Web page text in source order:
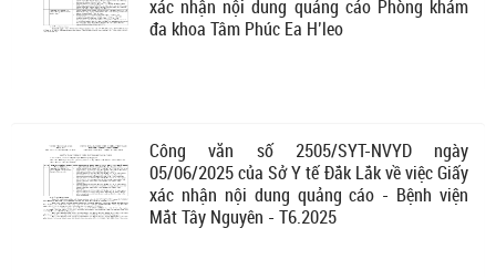
xác nhận nội dung quảng cáo Phòng khám
đa khoa Tâm Phúc Ea H’leo
Công văn số 2505/SYT-NVYD ngày
05/06/2025 của Sở Y tế Đắk Lắk về việc Giấy
xác nhận nội dung quảng cáo - Bệnh viện
Mắt Tây Nguyên - T6.2025